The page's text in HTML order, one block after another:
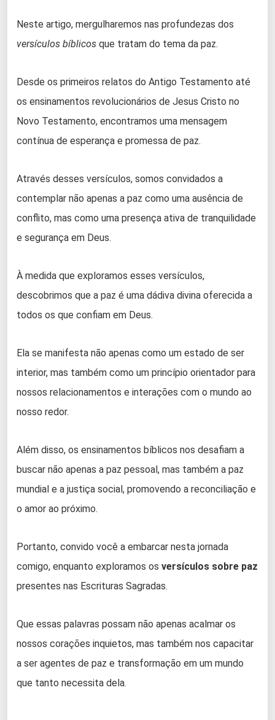
Neste artigo, mergulharemos nas profundezas dos
versículos bíblicos que tratam do tema da paz.
Desde os primeiros relatos do Antigo Testamento até
os ensinamentos revolucionários de Jesus Cristo no
Novo Testamento, encontramos uma mensagem
contínua de esperança e promessa de paz.
Através desses versículos, somos convidados a
contemplar não apenas a paz como uma ausência de
conflito, mas como uma presença ativa de tranquilidade
e segurança em Deus.
À medida que exploramos esses versículos,
descobrimos que a paz é uma dádiva divina oferecida a
todos os que confiam em Deus.
Ela se manifesta não apenas como um estado de ser
interior, mas também como um princípio orientador para
nossos relacionamentos e interações com o mundo ao
nosso redor.
Além disso, os ensinamentos bíblicos nos desafiam a
buscar não apenas a paz pessoal, mas também a paz
mundial e a justiça social, promovendo a reconciliação e
o amor ao próximo.
Portanto, convido você a embarcar nesta jornada
comigo, enquanto exploramos os versículos sobre paz
presentes nas Escrituras Sagradas.
Que essas palavras possam não apenas acalmar os
nossos corações inquietos, mas também nos capacitar
a ser agentes de paz e transformação em um mundo
que tanto necessita dela.